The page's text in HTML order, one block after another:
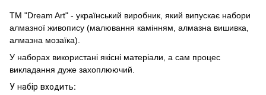
ТМ "Dream Art" - український виробник, який випускає набори
алмазної живопису (малювання камінням, алмазна вишивка,
алмазна мозаїка).
У наборах використані якісні матеріали, а сам процес
викладання дуже захоплюючий.
У набір входить: